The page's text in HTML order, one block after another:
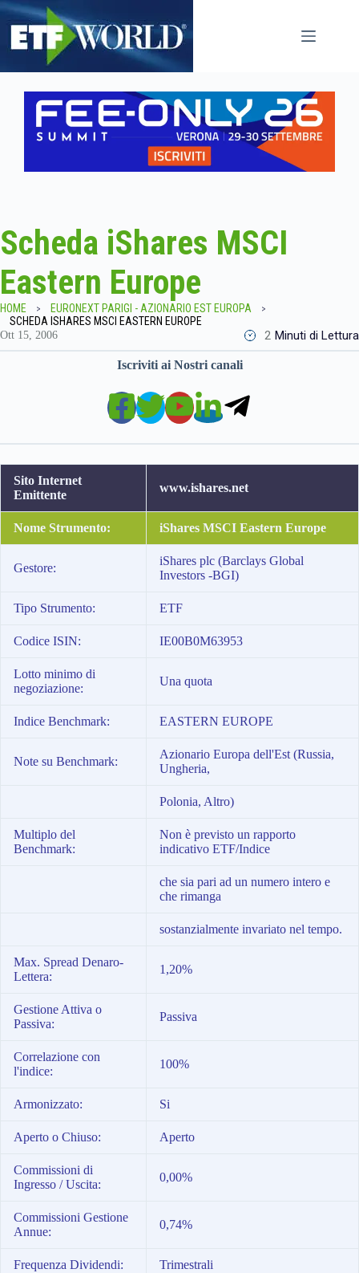
Salta
contenuto
Scheda iShares MSCI
Eastern Europe
HOME
EURONEXT PARIGI - AZIONARIO EST EUROPA
SCHEDA ISHARES MSCI EASTERN EUROPE
Ott 15, 2006 2 Minuti di Lettura
Iscriviti ai Nostri canali
Sito Internet
Emittente
www.ishares.net
Nome Strumento: iShares MSCI Eastern Europe
Gestore:
iShares plc (Barclays Global
Investors -BGI)
Tipo Strumento: ETF
Codice ISIN: IE00B0M63953
Lotto minimo di
negoziazione:
Una quota
Indice Benchmark: EASTERN EUROPE
Note su Benchmark:
Azionario Europa dell'Est (Russia,
Ungheria,
Polonia, Altro)
Multiplo del
Benchmark:
Non è previsto un rapporto
indicativo ETF/Indice
che sia pari ad un numero intero e
che rimanga
sostanzialmente invariato nel tempo.
Max. Spread Denaro-
Lettera:
1,20%
Gestione Attiva o
Passiva:
Passiva
Correlazione con
l'indice:
100%
Armonizzato: Si
Aperto o Chiuso: Aperto
Commissioni di
Ingresso / Uscita:
0,00%
Commissioni Gestione
Annue:
0,74%
Frequenza Dividendi: Trimestrali